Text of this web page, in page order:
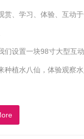
赏、学习、体验、互动
们设置一块98寸大型互
种植水八仙，体验观察